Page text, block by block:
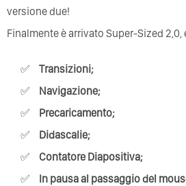
versione due!
Finalmente è arrivato Super-Sized
Transizioni;
Navigazione;
Precaricamento;
Didascalie;
Contatore Diapositiva;
In pausa al passaggio del